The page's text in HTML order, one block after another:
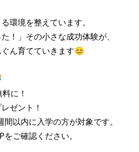
環境を整えています。
！」その小さな成功体験が、
ん育てていきます😊
に！
ゼント！
以内に入学の方が対象です。
ご確認ください。